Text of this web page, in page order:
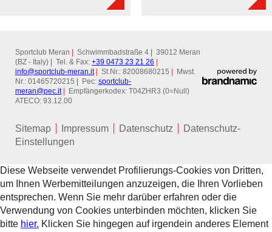
Sportclub Meran Schwimmbadstraße 4
39012 Meran
(BZ - Italy)
Tel. & Fax: +39 0473 23 21 26
info@sportclub-meran.it St.Nr.: 82008680215
Mwst.
Nr.: 01465720215
Pec: sportclub-
meran@pec.it
Empfängerkodex: T04ZHR3 (0=Null)
ATECO: 93.12.00
Sitemap Impressum Datenschutz
Datenschutz-
Einstellungen
Diese Webseite verwendet Profilierungs-Cookies von Dritten,
um Ihnen Werbemitteilungen anzuzeigen, die Ihren Vorlieben
entsprechen. Wenn Sie mehr darüber erfahren oder die
Verwendung von Cookies unterbinden möchten, klicken Sie
bitte hier. Klicken Sie hingegen auf irgendein anderes Element